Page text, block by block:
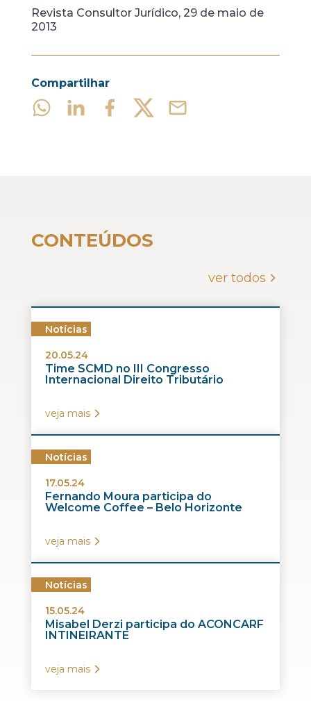
Revista Consultor Jurídico, 29 de maio de
2013
Compartilhar
CONTEÚDOS
ver todos
Notícias
20.05.24
Time SCMD no III Congresso
Internacional Direito Tributário
veja mais
Notícias
17.05.24
Fernando Moura participa do
Welcome Coffee – Belo Horizonte
veja mais
Notícias
15.05.24
Misabel Derzi participa do ACONCARF
INTINEIRANTE
veja mais